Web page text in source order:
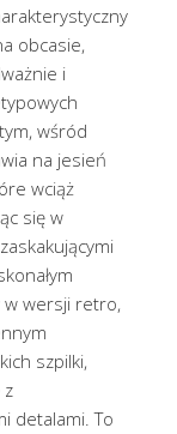
obcasie,
i
wśród
na jesień
wciąż
się w
wersji retro,
szpilki,
z
detalami. To